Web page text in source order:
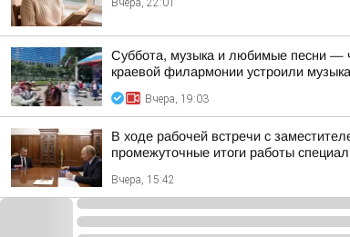
Вчера, 22:01
Суббота, музыка и любимые песни —
краевой филармонии устроили
Вчера, 19:03
В ходе рабочей встречи с
промежуточные итоги работы
Вчера, 15:42